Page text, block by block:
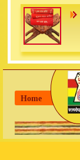
Home